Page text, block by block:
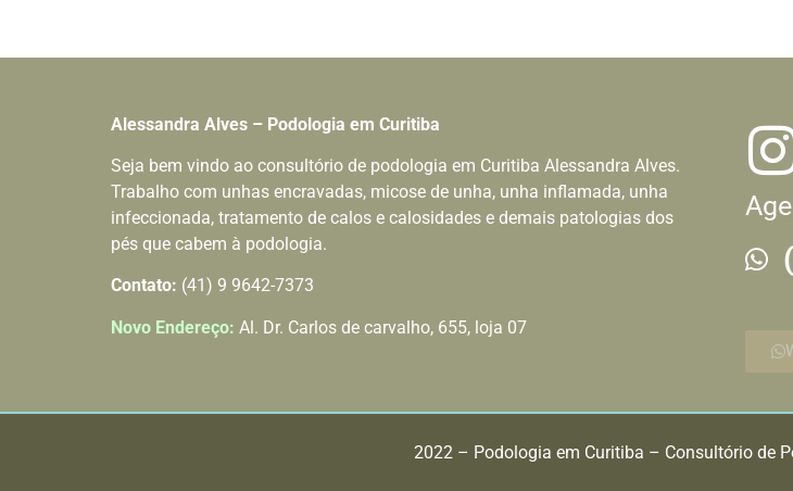
Alessandra Alves – Podologia em Curitiba
Seja bem vindo ao consultório de podologia em Curitiba Alessandra Alves.
Trabalho com unhas encravadas, micose de unha, unha inflamada, unha
infeccionada, tratamento de calos e calosidades e demais patologias dos
pés que cabem à podologia.
Contato: (41) 9 9642-7373
Novo Endereço: Al. Dr. Carlos de carvalho, 655, loja 07
2022 – Podologia em Curitiba – Consultório de